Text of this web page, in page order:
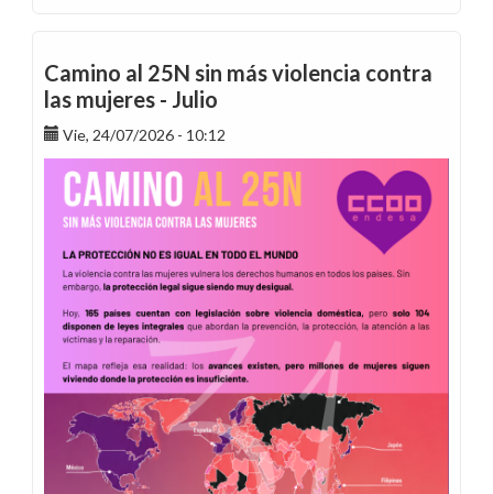
con
el
viaje
de
incentivos
del
colectivo
B2B
de
Endesa
aplazado
en
2025?
Camino al 25N sin más violencia contra
las mujeres - Julio
Vie, 24/07/2026 - 10:12